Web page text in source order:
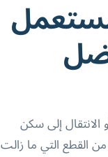
الانتقال إلى سكن
القطع التي ما زالت